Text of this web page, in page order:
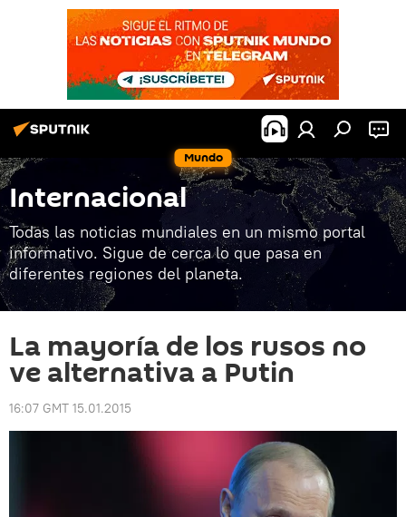
Mundo
Internacional
Todas las noticias mundiales en un mismo portal
informativo. Sigue de cerca lo que pasa en
diferentes regiones del planeta.
La mayoría de los rusos no
ve alternativa a Putin
16:07 GMT 15.01.2015